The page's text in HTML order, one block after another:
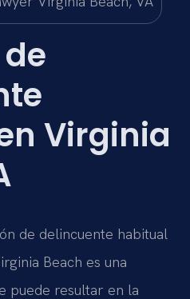
Virginia
de delincuente habitual
Beach es una
puede resultar en la